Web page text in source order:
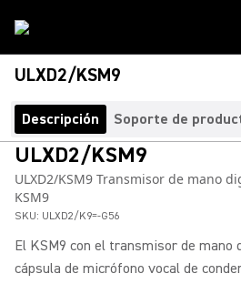
ULXD2/KSM9
Descripción Soporte de
ULXD2/KSM9
ULXD2/KSM9 Transmisor de mano
KSM9
SKU: ULXD2/K9=-G56
El KSM9 con el transmisor de mano
cápsula de micrófono vocal de